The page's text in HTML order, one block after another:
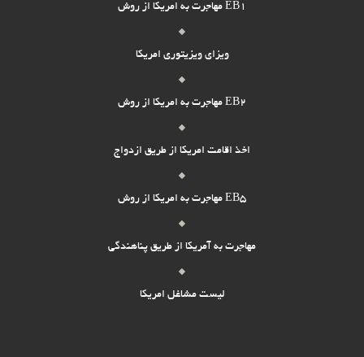
مهاجرت به امریکا از روش EB1
ویزای ویزیتوری امریکا
مهاجرت به امریکا از روش EB2
اخذ اقامت امریکا از طریق ازدواج
مهاجرت به امریکا از روش EB5
مهاجرت به آمریکا از طریق پناهندگی
لیست مشاغل امریکا